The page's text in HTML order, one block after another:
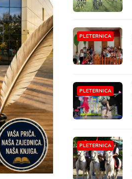
PLETERNICA
PLETERNICA
PLETERNICA